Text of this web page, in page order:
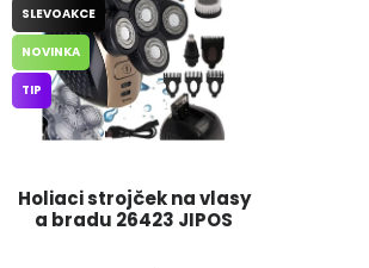
Servis náradia Hodnotenie obchodu
Doprava a platba
Kontakty
Holiaci strojček na vlasy
a bradu 26423 JIPOS
SLEVOAKCE
NOVINKA
TIP